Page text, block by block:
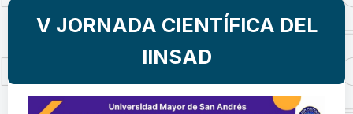
V JORNADA CIENTÍFICA DEL
IINSAD